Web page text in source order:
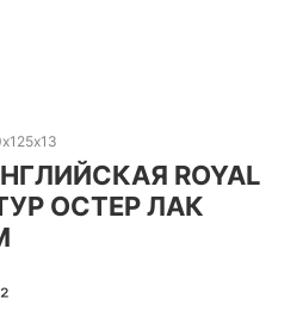
ROYAL
ОСТЕР ЛАК